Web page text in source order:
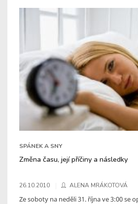
SPÁNEK A SNY
Změna času, její příčiny a následky
26.10.2010 ALENA MRÁKOTOVÁ
Ze soboty na neděli 31. října ve 3:00 se